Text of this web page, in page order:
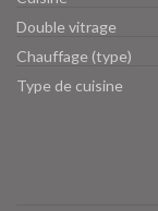
Double vitrage
Chauffage (type)
Type de cuisine